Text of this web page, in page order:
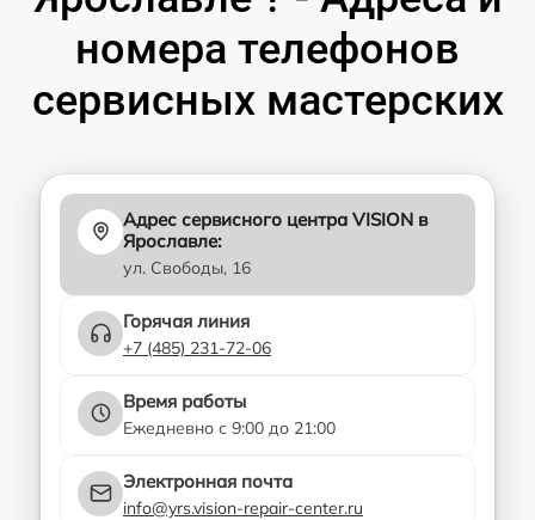
номера телефонов
сервисных мастерских
Адрес сервисного центра VISION в
Ярославле:
ул. Свободы, 16
Горячая линия
+7 (485) 231-72-06
Время работы
Ежедневно с 9:00 до 21:00
Электронная почта
info@yrs.vision-repair-center.ru